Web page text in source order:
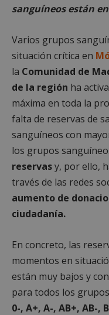
sanguíneos están
Varios grupos
situación crítica en
la Comunidad de
de la región ha
máxima en toda la
falta de reservas de
sanguíneos con
los grupos
reservasy, por ello,
través de las redes
aumento de
ciudadanía.
En concreto, las
momentos en
están muy bajos y
para todos los grupos
0-, A+, A-, AB+, AB-,